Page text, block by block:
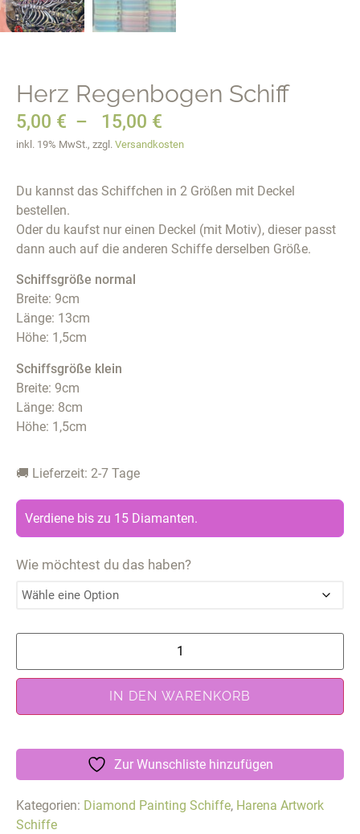
Herz Regenbogen Schiff
5,00 € – 15,00 €
inkl. 19% MwSt., zzgl. Versandkosten
Du kannst das Schiffchen in 2 Größen mit Deckel
bestellen.
Oder du kaufst nur einen Deckel (mit Motiv), dieser passt
dann auch auf die anderen Schiffe derselben Größe.
Schiffsgröße normal
Breite: 9cm
Länge: 13cm
Höhe: 1,5cm
Schiffsgröße klein
Breite: 9cm
Länge: 8cm
Höhe: 1,5cm
🚚 Lieferzeit: 2-7 Tage
Verdiene bis zu 15 Diamanten.
Wie möchtest du das haben?
IN DEN WARENKORB
Zur Wunschliste hinzufügen
Kategorien: Diamond Painting Schiffe, Harena Artwork
Schiffe